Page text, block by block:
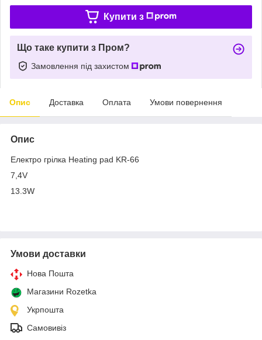
Купити з
Що таке купити з Пром?
Замовлення під захистом
Опис Доставка Оплата Умови повернення
Опис
Eлектро грілка Heating pad KR-66
7,4V
13.3W
Умови доставки
Нова Пошта
Магазини Rozetka
Укрпошта
Самовивіз